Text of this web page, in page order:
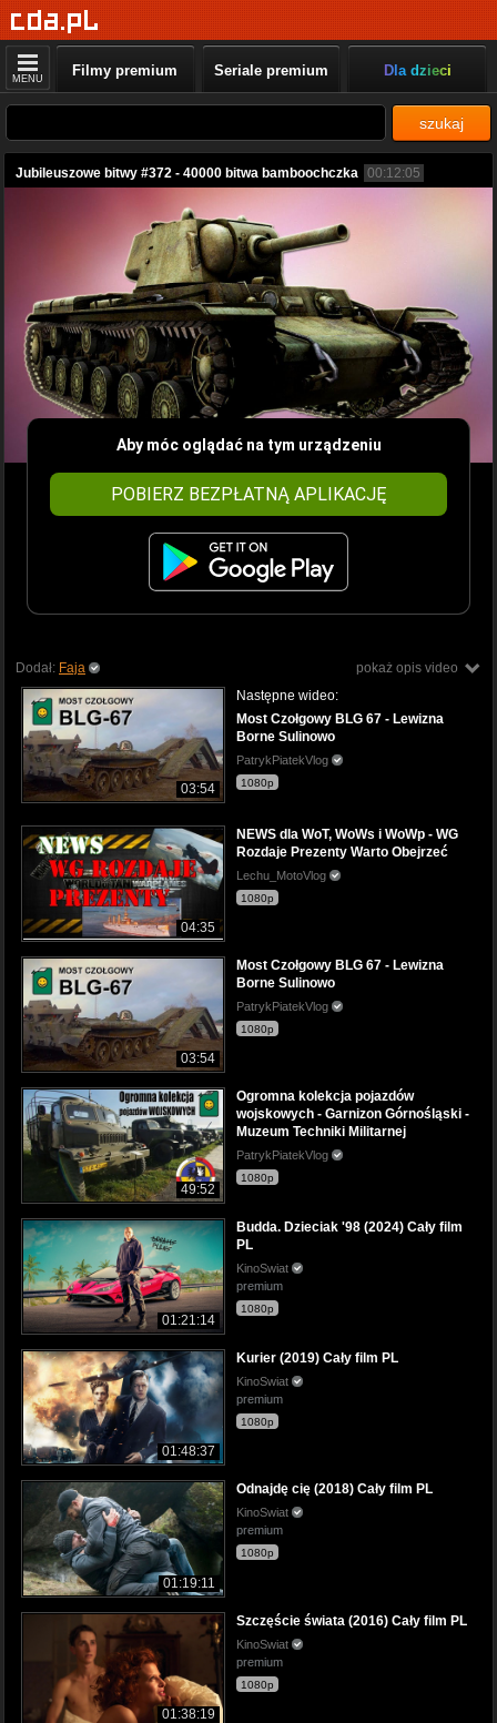
MENU Filmy premium Seriale premium Dla dzieci
szukaj
Jubileuszowe bitwy #372 - 40000 bitwa bamboochczka 00:12:05
Aby móc oglądać na tym urządzeniu
POBIERZ BEZPŁATNĄ APLIKACJĘ
pokaż opis video
Dodał: Faja
03:54
Następne wideo:
Most Czołgowy BLG 67 - Lewizna
Borne Sulinowo
PatrykPiatekVlog
1080p
04:35
NEWS dla WoT, WoWs i WoWp - WG
Rozdaje Prezenty Warto Obejrzeć
Lechu_MotoVlog
1080p
03:54
Most Czołgowy BLG 67 - Lewizna
Borne Sulinowo
PatrykPiatekVlog
1080p
49:52
Ogromna kolekcja pojazdów
wojskowych - Garnizon Górnośląski -
Muzeum Techniki Militarnej
PatrykPiatekVlog
1080p
01:21:14
Budda. Dzieciak '98 (2024) Cały film
PL
KinoSwiat
premium
1080p
01:48:37
Kurier (2019) Cały film PL
KinoSwiat
premium
1080p
01:19:11
Odnajdę cię (2018) Cały film PL
KinoSwiat
premium
1080p
01:38:19
Szczęście świata (2016) Cały film PL
KinoSwiat
premium
1080p